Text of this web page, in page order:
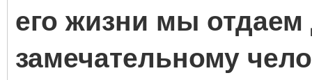
его жизни мы отдаем
замечательному